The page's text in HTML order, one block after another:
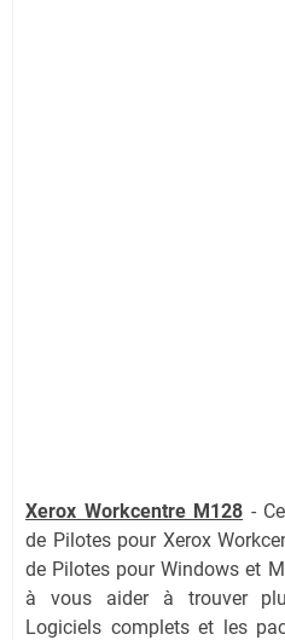
Xerox Workcentre M128 -
de Pilotes pour Xerox
de Pilotes pour Windows et
à vous aider à trouver
Logiciels complets et les